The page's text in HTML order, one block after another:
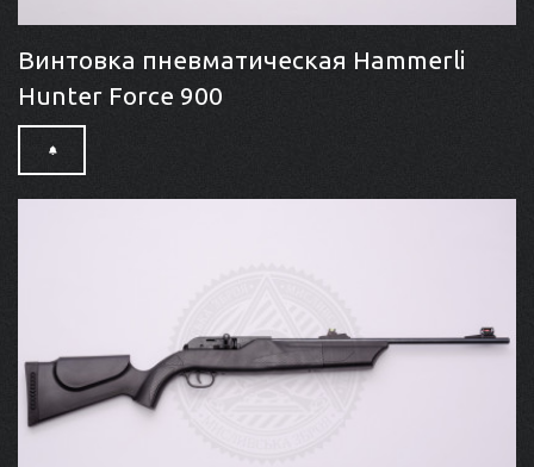
Винтовка пневматическая Hammerli
Hunter Force 900